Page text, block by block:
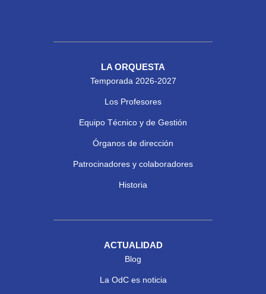
LA ORQUESTA
Temporada 2026-2027
Los Profesores
Equipo Técnico y de Gestión
Órganos de dirección
Patrocinadores y colaboradores
Historia
ACTUALIDAD
Blog
La OdC es noticia